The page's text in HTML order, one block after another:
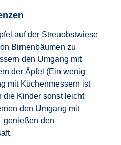
auf der Streuobstwiese
Birnenbäumen zu
den Umgang mit
der Äpfel (Ein wenig
mit Küchenmessern ist
die Kinder sonst leicht
den Umgang mit
genießen den